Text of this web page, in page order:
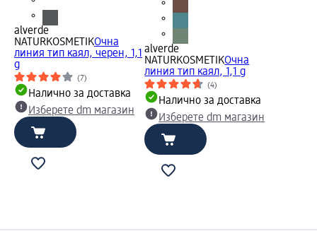
alverde
NATURKOSMETIKОчна
линия тип каял, черен, 1,1
g
(7)
Налично за доставка
Изберете dm магазин
alverde
NATURKOSMETIKОчна
линия тип каял, 1,1 g
(4)
Налично за доставка
Изберете dm магазин